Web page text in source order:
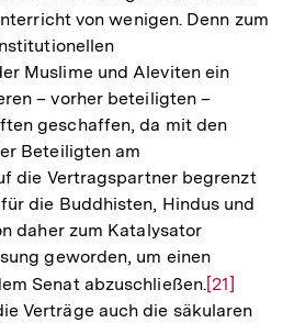
von wenigen. Denn zum
Muslime und Aleviten ein
– vorher beteiligten –
geschaffen, da mit den
Beteiligten am
die Vertragspartner begrenzt
die Buddhisten, Hindus und
daher zum Katalysator
geworden, um einen
Senat abzuschließen.Zur
Auflösung
[21]
Verträge auch die säkularen